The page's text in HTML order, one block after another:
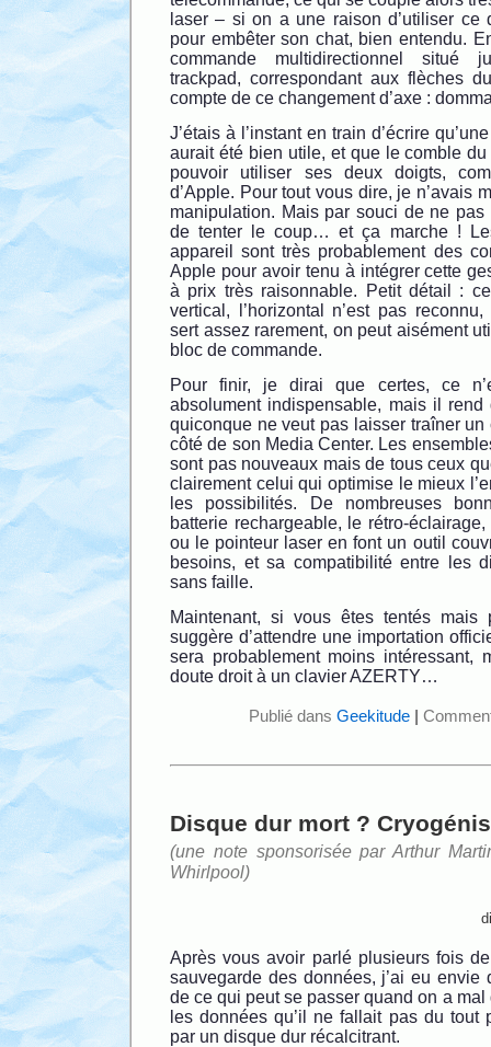
laser – si on a une raison d’utiliser ce
pour embêter son chat, bien entendu.
commande multidirectionnel situé
trackpad, correspondant aux flèches
compte de ce changement d’axe :
J’étais à l’instant en train d’écrire
aurait été bien utile, et que le comble
pouvoir utiliser ses deux doigts,
d’Apple. Pour tout vous dire, je n’avais
manipulation. Mais par souci de ne pas
de tenter le coup… et ça marche !
appareil sont très probablement des
Apple pour avoir tenu à intégrer cette
à prix très raisonnable. Petit détail :
vertical, l’horizontal n’est pas
sert assez rarement, on peut aisément
bloc de commande.
Pour finir, je dirai que certes, ce
absolument indispensable, mais il rend
quiconque ne veut pas laisser traîner
côté de son Media Center. Les
sont pas nouveaux mais de tous ceux
clairement celui qui optimise le mieux
les possibilités. De nombreuses
batterie rechargeable, le rétro-
ou le pointeur laser en font un outil
besoins, et sa compatibilité entre les
sans faille.
Maintenant, si vous êtes tentés mais
suggère d’attendre une importation
sera probablement moins intéressant,
doute droit à un clavier AZERTY…
Publié dans Geekitude
Disque dur mort ?
(une note sponsorisée par Arthur
Whirlpool)
Après vous avoir parlé plusieurs fois
sauvegarde des données, j’ai eu envie
de ce qui peut se passer quand on a
les données qu’il ne fallait pas du tout
par un disque dur récalcitrant.